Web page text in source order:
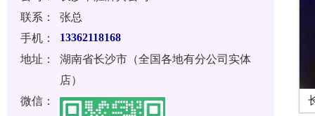
联系：
张总
手机：
13362118168
地址：
湖南省长沙市（全国各地有分公司实体
店）
微信：